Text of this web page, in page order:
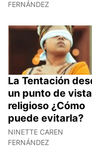
FERNÁNDEZ
La Tentación
un punto de vista
religioso ¿Cómo
puede evitarla?
NINETTE CAREN
FERNÁNDEZ